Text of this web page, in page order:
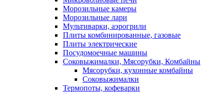
Морозильные камеры
Морозильные лари
Мультиварки, аэрогрили
Плиты комбинированные, газовые
Плиты электрические
Посудомоечные машины
Соковыжималки, Мясорубки, Комбайны
Мясорубки, кухонные комбайны
Соковыжималки
Термопоты, кофеварки